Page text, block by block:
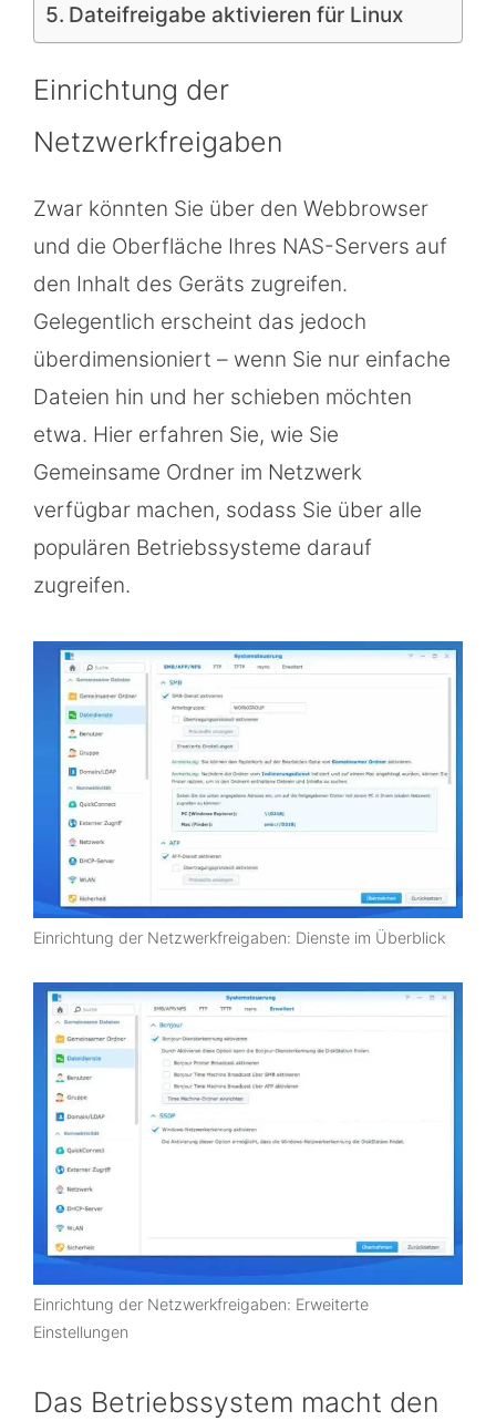
Dateifreigabe aktivieren für Linux
Einrichtung der
Netzwerkfreigaben
Zwar könnten Sie über den Webbrowser
und die Oberfläche Ihres NAS-Servers auf
den Inhalt des Geräts zugreifen.
Gelegentlich erscheint das jedoch
überdimensioniert – wenn Sie nur einfache
Dateien hin und her schieben möchten
etwa. Hier erfahren Sie, wie Sie
Gemeinsame Ordner im Netzwerk
verfügbar machen, sodass Sie über alle
populären Betriebssysteme darauf
zugreifen.
Einrichtung der Netzwerkfreigaben: Dienste im Überblick
Einrichtung der Netzwerkfreigaben: Erweiterte
Einstellungen
Das Betriebssystem macht den